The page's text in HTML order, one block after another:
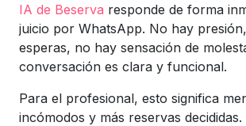
IA de Beserva responde de forma
juicio por WhatsApp. No hay
esperas, no hay sensación de
conversación es clara y funcional.
Para el profesional, esto significa
incómodos y más reservas